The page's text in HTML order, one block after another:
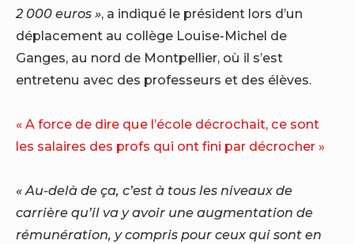
2 000 euros », a indiqué le président lors d’un
déplacement au collège Louise-Michel de
Ganges, au nord de Montpellier, où il s’est
entretenu avec des professeurs et des élèves.
« A force de dire que l’école décrochait, ce sont
les salaires des profs qui ont fini par décrocher »
« Au-delà de ça, c’est à tous les niveaux de
carrière qu’il va y avoir une augmentation de
rémunération, y compris pour ceux qui sont en